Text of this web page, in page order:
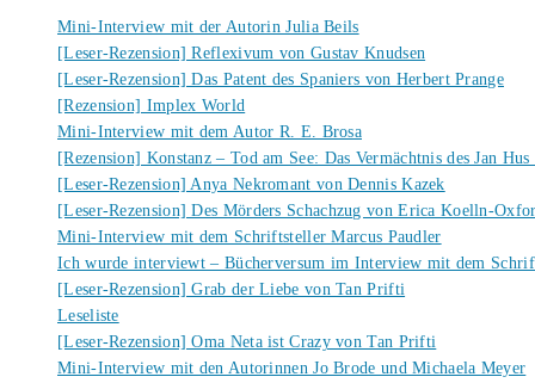
Mini-Interview mit der Autorin Julia Beils
[Leser-Rezension] Reflexivum von Gustav Knudsen
[Leser-Rezension] Das Patent des Spaniers von Herbert Prange
[Rezension] Implex World
Mini-Interview mit dem Autor R. E. Brosa
[Rezension] Konstanz – Tod am See: Das Vermächtnis des Jan
[Leser-Rezension] Anya Nekromant von Dennis Kazek
[Leser-Rezension] Des Mörders Schachzug von Erica Koelln-
Mini-Interview mit dem Schriftsteller Marcus Paudler
Ich wurde interviewt – Bücherversum im Interview mit dem
[Leser-Rezension] Grab der Liebe von Tan Prifti
Leseliste
[Leser-Rezension] Oma Neta ist Crazy von Tan Prifti
Mini-Interview mit den Autorinnen Jo Brode und Michaela Meyer